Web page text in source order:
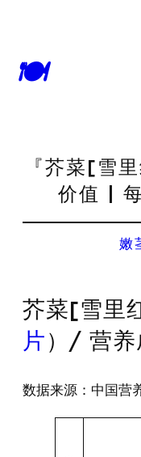
🍽
『芥菜[雪
价值 |
嫩
芥菜[雪里
片 ）/ 营养
数据来源：中国营